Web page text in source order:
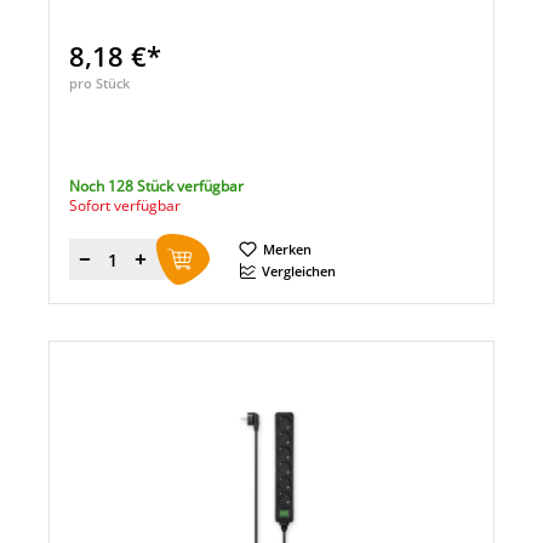
8,18 €*
pro Stück
Noch 128 Stück verfügbar
Sofort verfügbar
Menge
Merken
Vergleichen